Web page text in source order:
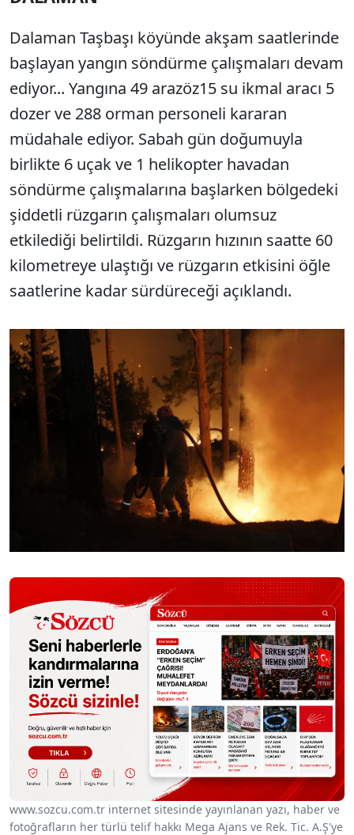
Dalaman Taşbaşı köyünde akşam saatlerinde
başlayan yangın söndürme çalışmaları devam
ediyor... Yangına 49 arazöz15 su ikmal aracı 5
dozer ve 288 orman personeli kararan
müdahale ediyor. Sabah gün doğumuyla
birlikte 6 uçak ve 1 helikopter havadan
söndürme çalışmalarına başlarken bölgedeki
şiddetli rüzgarın çalışmaları olumsuz
etkilediği belirtildi. Rüzgarın hızının saatte 60
kilometreye ulaştığı ve rüzgarın etkisini öğle
saatlerine kadar sürdüreceği açıklandı.
www.sozcu.com.tr internet sitesinde yayınlanan yazı, haber ve
fotoğrafların her türlü telif hakkı Mega Ajans ve Rek. Tic. A.Ş'ye